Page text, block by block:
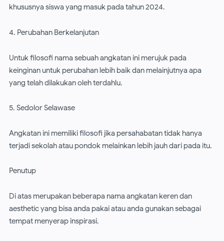
khususnya siswa yang masuk pada tahun 2024.
4. Perubahan Berkelanjutan
Untuk filosofi nama sebuah angkatan ini merujuk pada
keinginan untuk perubahan lebih baik dan melainjutnya apa
yang telah dilakukan oleh terdahlu.
5. Sedolor Selawase
Angkatan ini memiliki filosofi jika persahabatan tidak hanya
terjadi sekolah atau pondok melainkan lebih jauh dari pada itu.
Penutup
Di atas merupakan beberapa nama angkatan keren dan
aesthetic yang bisa anda pakai atau anda gunakan sebagai
tempat menyerap inspirasi.